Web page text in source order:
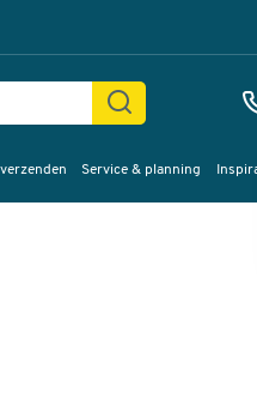
Service & planning
Afbeeldingen Video's